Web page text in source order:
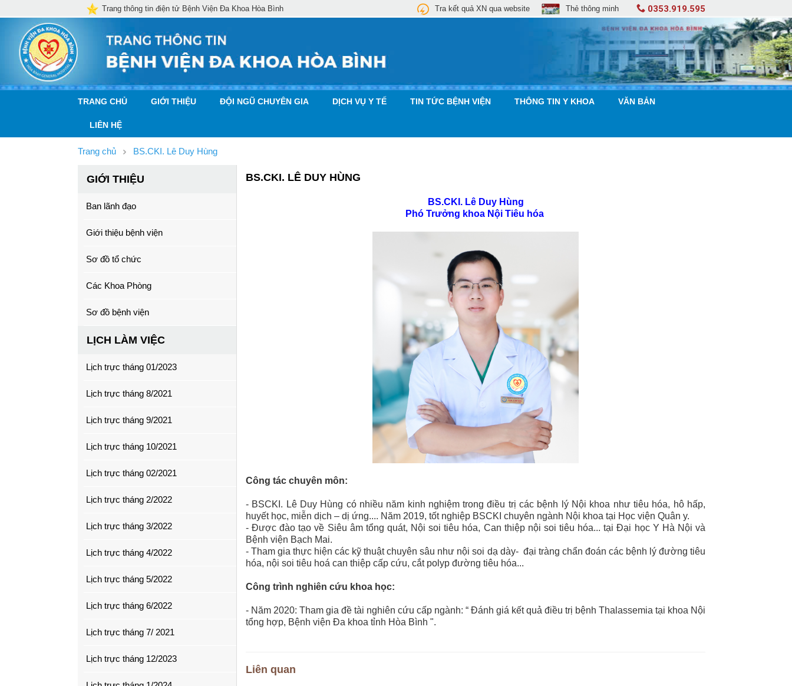
Trang thông tin điện tử Bệnh Viện Đa Khoa Hòa Bình 0353.919.595
Tra kết quả XN qua website Thẻ thông minh
TRANG CHỦ GIỚI THIỆU ĐỘI NGŨ CHUYÊN GIA DỊCH VỤ Y TẾ TIN TỨC BỆNH VIỆN THÔNG TIN Y KHOA VĂN BẢN
LIÊN HỆ
Trang chủ BS.CKI. Lê Duy Hùng
GIỚI THIỆU
Ban lãnh đạo
Giới thiệu bệnh viện
Sơ đồ tổ chức
Các Khoa Phòng
Sơ đồ bệnh viện
LỊCH LÀM VIỆC
Lịch trực tháng 01/2023
Lịch trực tháng 8/2021
Lịch trực tháng 9/2021
Lịch trực tháng 10/2021
Lịch trực tháng 02/2021
Lịch trực tháng 2/2022
Lịch trực tháng 3/2022
Lịch trực tháng 4/2022
Lịch trực tháng 5/2022
Lịch trực tháng 6/2022
Lịch trực tháng 7/ 2021
Lịch trực tháng 12/2023
BS.CKI. LÊ DUY HÙNG
BS.CKI. Lê Duy Hùng
Phó Trưởng khoa Nội Tiêu hóa
Công tác chuyên môn:
- BSCKI. Lê Duy Hùng có nhiều năm kinh nghiệm trong điều trị các bệnh lý Nội khoa như tiêu hóa, hô hấp,
huyết học, miễn dịch – dị ứng.... Năm 2019, tốt nghiệp BSCKI chuyên ngành Nội khoa tại Học viện Quân y.
- Được đào tạo về Siêu âm tổng quát, Nội soi tiêu hóa, Can thiệp nội soi tiêu hóa... tại Đại học Y Hà Nội và
Bệnh viện Bạch Mai.
- Tham gia thực hiện các kỹ thuật chuyên sâu như nội soi dạ dày- đại tràng chẩn đoán các bệnh lý đường tiêu
hóa, nội soi tiêu hoá can thiệp cấp cứu, cắt polyp đường tiêu hóa...
Công trình nghiên cứu khoa học:
- Năm 2020: Tham gia đề tài nghiên cứu cấp ngành: “ Đánh giá kết quả điều trị bệnh Thalassemia tại khoa Nội
tổng hợp, Bệnh viện Đa khoa tỉnh Hòa Bình ".
Liên quan